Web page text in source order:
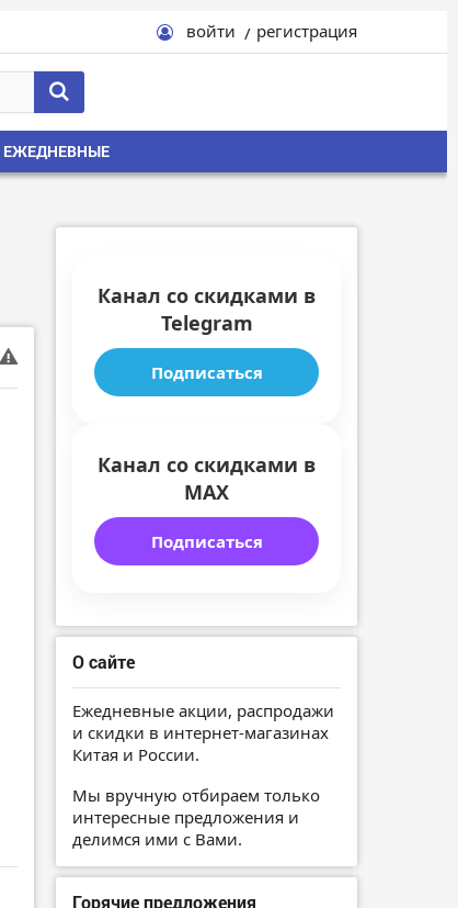
войти регистрация
ЕЖЕДНЕВНЫЕ
Канал со скидками в
Telegram
Подписаться
Канал со скидками в
MAX
Подписаться
О сайте
Ежедневные акции, распродажи
и скидки в интернет-магазинах
Китая и России.
Мы вручную отбираем только
интересные предложения и
делимся ими с Вами.
Горячие предложения